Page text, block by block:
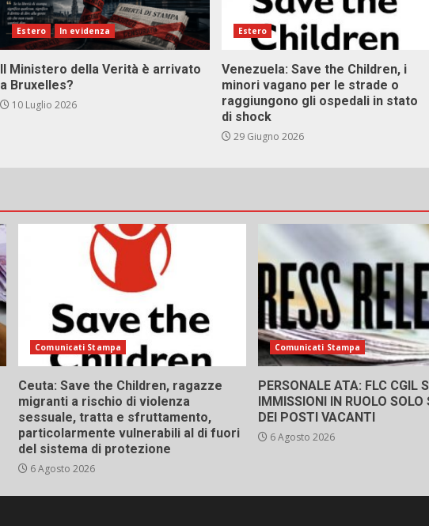
Estero In evidenza
Il Ministero della Verità è arrivato
a Bruxelles?
10 Luglio 2026
Estero
Venezuela: Save the Children, i
minori vagano per le strade o
raggiungono gli ospedali in stato
di shock
29 Giugno 2026
Comunicati Stampa
Ceuta: Save the Children, ragazze
migranti a rischio di violenza
sessuale, tratta e sfruttamento,
particolarmente vulnerabili al di fuori
del sistema di protezione
6 Agosto 2026
Comunicati Stampa
PERSONALE ATA: FLC CGIL
IMMISSIONI IN RUOLO SOLO
DEI POSTI VACANTI
6 Agosto 2026